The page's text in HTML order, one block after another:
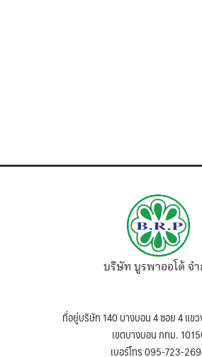
บริษัท บูรพาออโต้ จ
ที่อยู่บริษัท 140 บางบอน 4 ซอย 4 แข
เขตบางบอน กทม.
เบอร์โทร 095-723-